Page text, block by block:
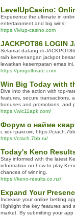
LevelUpCasino:
Experience the ultimate in
entertainment and big wins!
https://lvlup-casino.com
JACKPOT86 LOGIN
Selamat datang di
raih kemenangan jackpot
lewatkan kesempatan emas
https://progolfmate.com
Win Big Today with
Dive into the action with top-
features, secure transactions,
bonuses and promotions, and
https://wic11apk.com/
Форум о найме
с контрактом, https://
https://crach.7bb.ru/
Today's Keno
Stay informed with the latest
information on how to play
chances of winning.
https://keno-results.co.nz/
Expand Your
Increase your online betting
Highlight the key features and
market. By submitting your